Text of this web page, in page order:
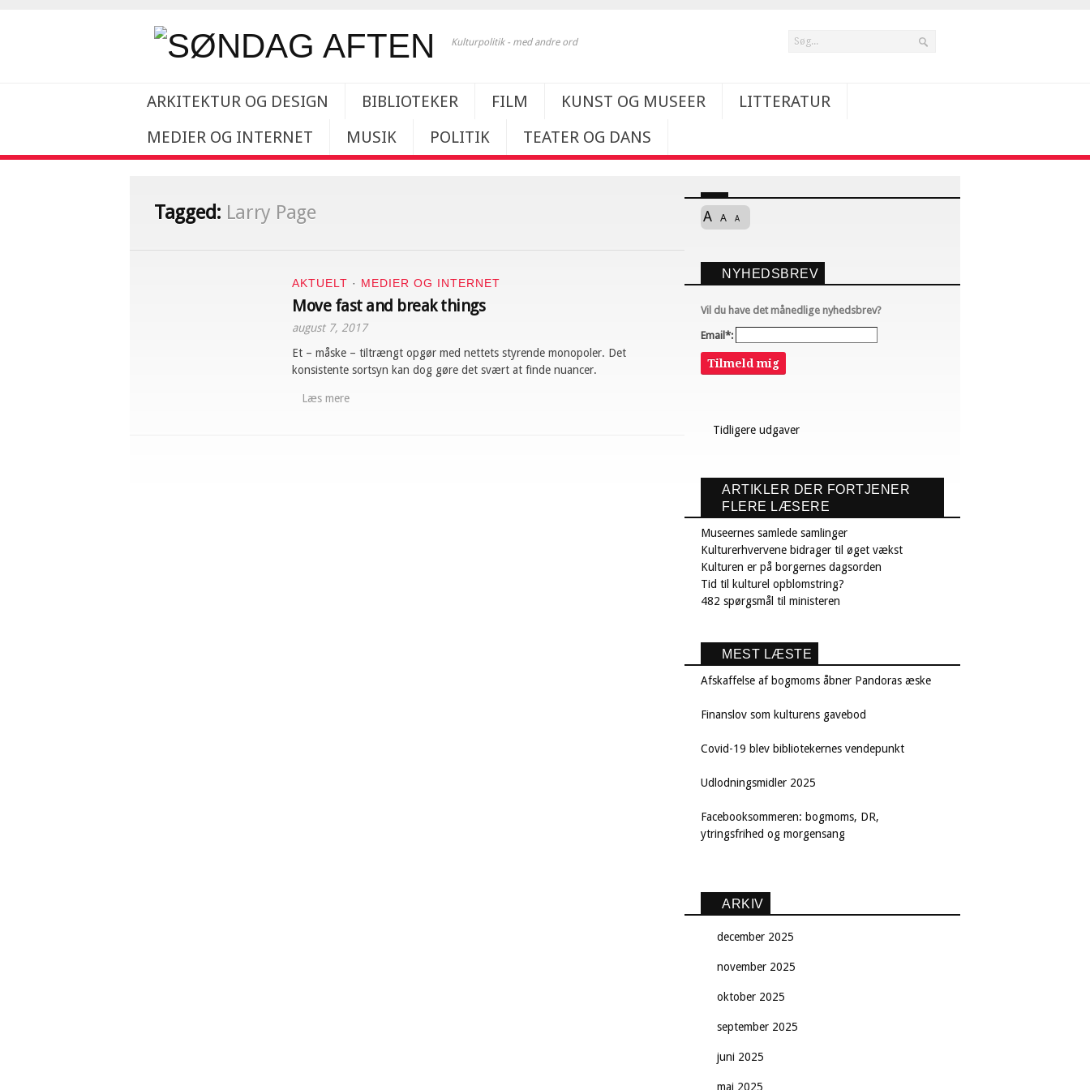
Kulturpolitik - med andre ord
ARKITEKTUR OG DESIGN BIBLIOTEKER FILM KUNST OG MUSEER
LITTERATUR
MEDIER OG INTERNET
MUSIK POLITIK TEATER OG DANS
Tagged: Larry Page
AKTUELT · MEDIER OG INTERNET
Move fast and break things
august 7, 2017
Et – måske – tiltrængt opgør med nettets styrende monopoler. Det
konsistente sortsyn kan dog gøre det svært at finde nuancer.
Læs mere
A A A
NYHEDSBREV
Vil du have det månedlige nyhedsbrev?
Email*:
Tilmeld mig
Tidligere udgaver
ARTIKLER DER FORTJENER
FLERE LÆSERE
Museernes samlede samlinger
Kulturerhvervene bidrager til øget vækst
Kulturen er på borgernes dagsorden
Tid til kulturel opblomstring?
482 spørgsmål til ministeren
MEST LÆSTE
Afskaffelse af bogmoms åbner Pandoras æske
Finanslov som kulturens gavebod
Covid-19 blev bibliotekernes vendepunkt
Udlodningsmidler 2025
Facebooksommeren: bogmoms, DR,
ytringsfrihed og morgensang
ARKIV
december 2025
november 2025
oktober 2025
september 2025
juni 2025
maj 2025